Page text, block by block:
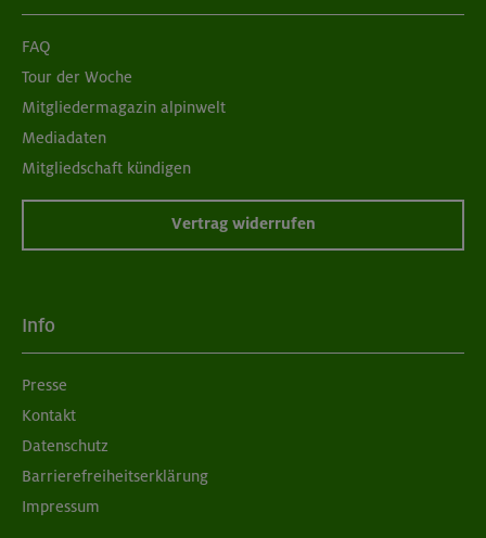
FAQ
Tour der Woche
Mitgliedermagazin alpinwelt
Mediadaten
Mitgliedschaft kündigen
Vertrag widerrufen
Info
Presse
Kontakt
Datenschutz
Barrierefreiheitserklärung
Impressum